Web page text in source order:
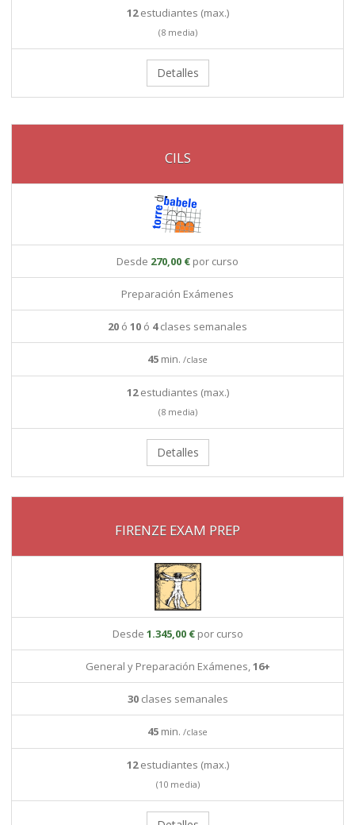
12estudiantes (max.)
(8 media)
Detalles
CILS
Desde 270,00 € por curso
Preparación Exámenes
20 ó 10 ó 4clases semanales
45 min. /clase
12estudiantes (max.)
(8 media)
Detalles
FIRENZE EXAM PREP
Desde 1.345,00 €por curso
General y Preparación Exámenes,16+
30clases semanales
45 min. /clase
12estudiantes (max.)
(10 media)